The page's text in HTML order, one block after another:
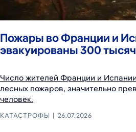
Пожары во Франции и
эвакуированы 300
Число жителей Франции и
лесных пожаров, значительно
человек.
КАТАСТРОФЫ 26.07.2026